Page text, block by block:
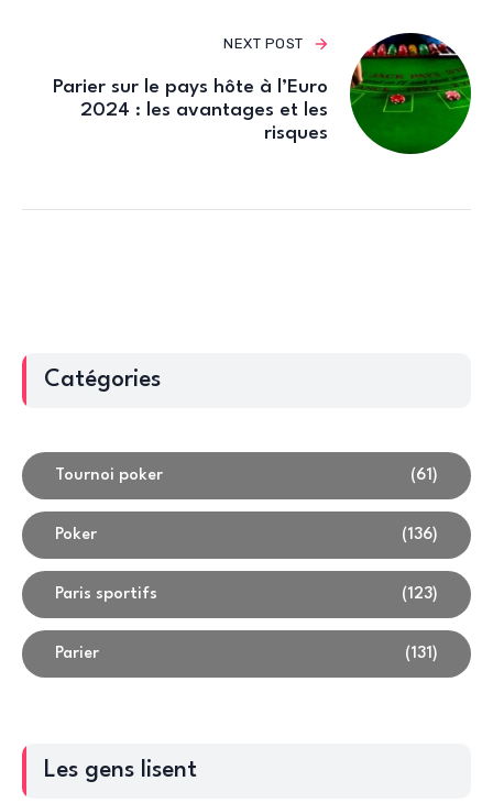
NEXT POST
Parier sur le pays hôte à l’Euro
2024 : les avantages et les
risques
Catégories
Tournoi poker (61)
Poker (136)
Paris sportifs (123)
Parier (131)
Les gens lisent